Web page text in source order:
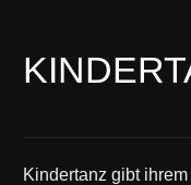
Kindertanz gibt